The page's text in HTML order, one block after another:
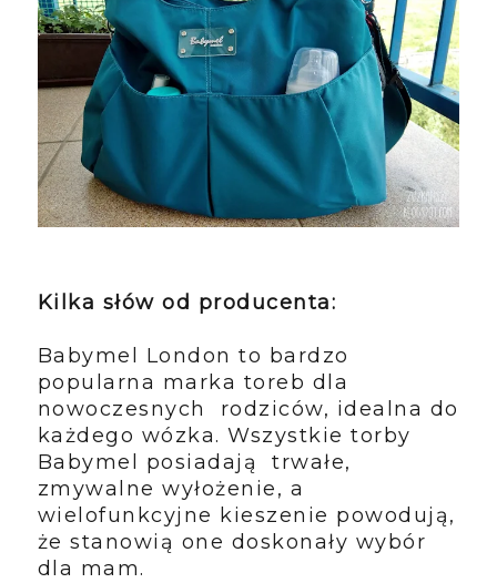
Kilka słów od producenta:
Babymel London to bardzo
popularna marka toreb dla
nowoczesnych rodziców, idealna do
każdego wózka. Wszystkie torby
Babymel posiadają trwałe,
zmywalne wyłożenie, a
wielofunkcyjne kieszenie powodują,
że stanowią one doskonały wybór
dla mam.